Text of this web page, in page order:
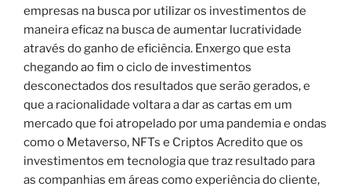
empresas na busca por utilizar os investimentos de
maneira eficaz na busca de aumentar lucratividade
através do ganho de eficiência. Enxergo que esta
chegando ao fim o ciclo de investimentos
desconectados dos resultados que serão gerados, e
que a racionalidade voltara a dar as cartas em um
mercado que foi atropelado por uma pandemia e ondas
como o Metaverso, NFTs e Criptos Acredito que os
investimentos em tecnologia que traz resultado para
as companhias em áreas como experiência do cliente,